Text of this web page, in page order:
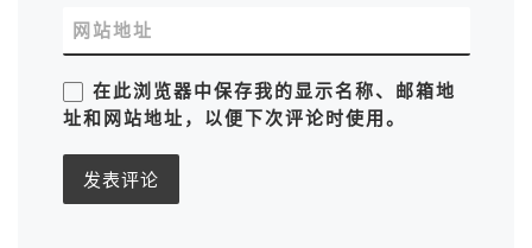
网站地址
在此浏览器中保存我的显示名称、邮箱地
址和网站地址，以便下次评论时使用。